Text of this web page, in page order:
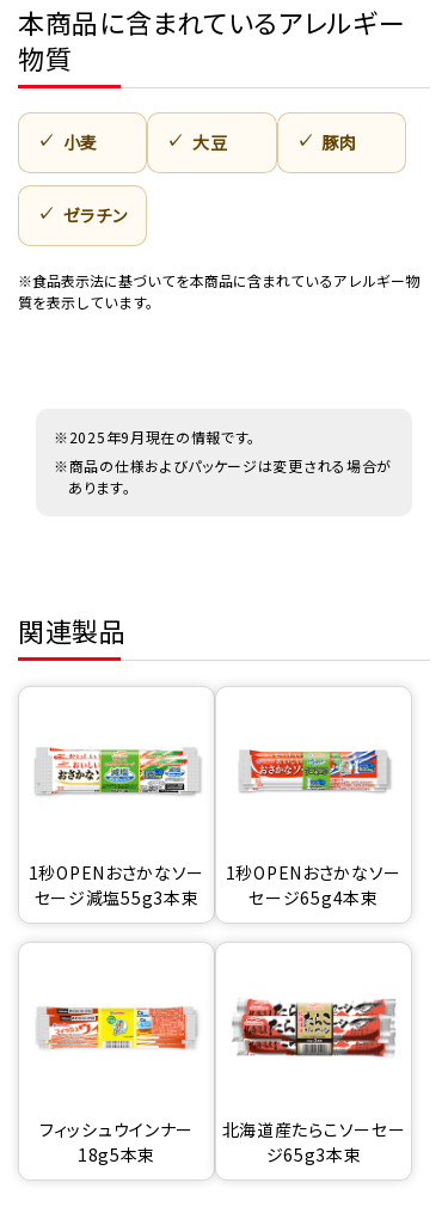
本商品に含まれているアレルギー
物質
小麦 大豆 豚肉
ゼラチン
※食品表示法に基づいてを本商品に含まれているアレルギー物
質を表示しています。
※2025年9月現在の情報です。
※商品の仕様およびパッケージは変更される場合が
あります。
関連製品
1秒OPENおさかなソー
セージ減塩55g3本束
1秒OPENおさかなソー
セージ65g4本束
フィッシュウインナー
18g5本束
北海道産たらこソーセー
ジ65g3本束